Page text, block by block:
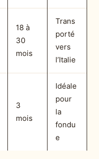
18 à
30
mois
Trans
porté
vers
l’Italie
3
mois
Idéale
pour
la
fondu
e